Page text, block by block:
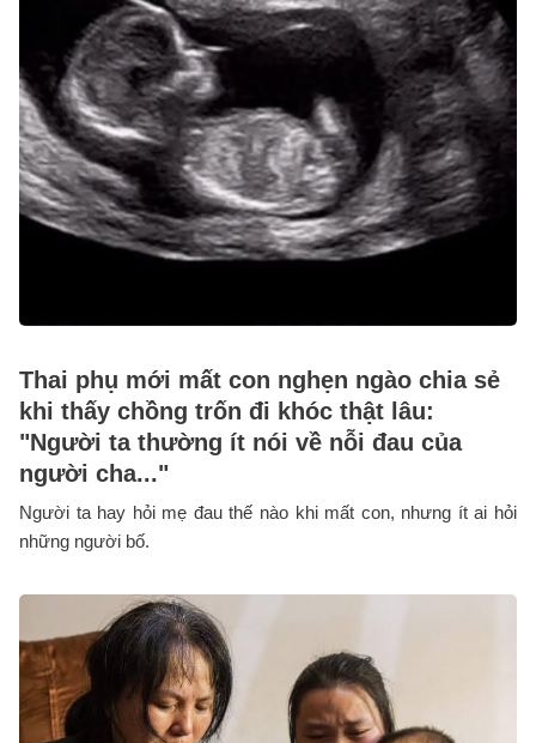
Thai phụ mới mất con nghẹn ngào chia sẻ
khi thấy chồng trốn đi khóc thật lâu:
"Người ta thường ít nói về nỗi đau của
người cha..."
Người ta hay hỏi mẹ đau thế nào khi mất con, nhưng ít ai hỏi
những người bố.